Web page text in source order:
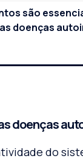
são
doenças
doenças
do